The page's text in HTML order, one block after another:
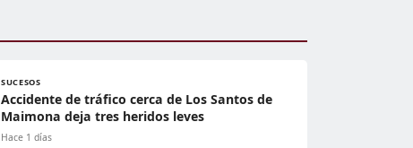
SUCESOS
Accidente de tráfico cerca de Los Santos de
Maimona deja tres heridos leves
Hace 1 días